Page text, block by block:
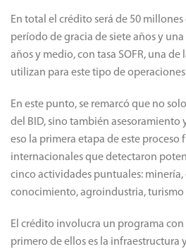
En total el crédito será de 50
período de gracia de siete años y
años y medio, con tasa SOFR, una de
utilizan para este tipo de
En este punto, se remarcó que no
del BID, sino también
eso la primera etapa de este proceso
internacionales que detectaron
cinco actividades puntuales: minería,
conocimiento, agroindustria, turismo
El crédito involucra un programa con
primero de ellos es la infraestructura